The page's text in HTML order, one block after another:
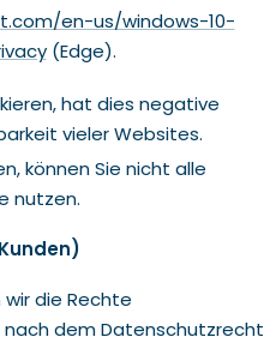
en-us/windows-10-
(Edge).
hat dies negative
vieler Websites.
können Sie nicht alle
nutzen.
die Rechte
dem Datenschutzrecht